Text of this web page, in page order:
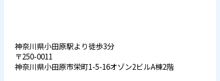
神奈川県小田原駅より徒歩3分
〒250-0011
神奈川県小田原市栄町1-5-16オゾン2ビルA棟2階